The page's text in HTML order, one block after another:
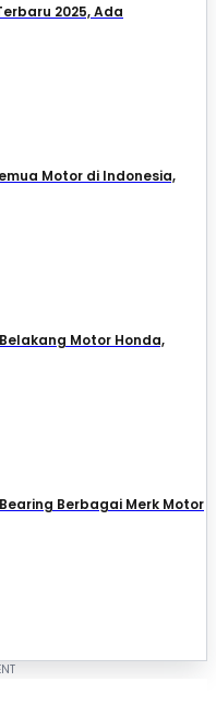
2025, Ada
Motor di Indonesia,
Motor Honda,
Berbagai Merk Motor